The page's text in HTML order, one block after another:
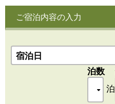
☆子育て応援グッズのご紹介
補助便座、ステップ、子供用
ビーバス、ベビーソープ、湯
※おねしょシートの貸出もご
【広さ】 約37㎡ （約10.5畳）
ご宿泊内容の入力
宿泊日
泊数
泊